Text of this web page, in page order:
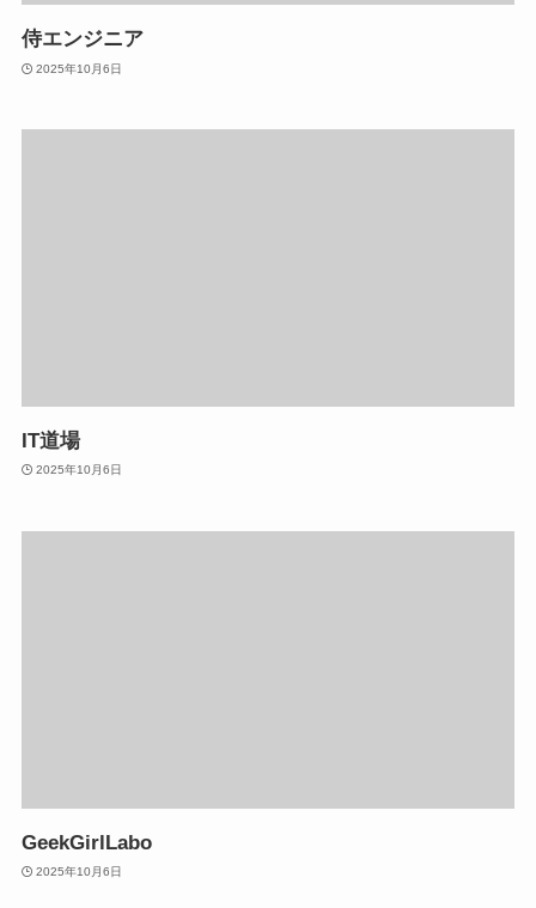
侍エンジニア
2025年10月6日
IT道場
2025年10月6日
GeekGirlLabo
2025年10月6日